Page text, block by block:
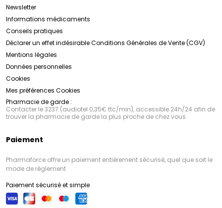
Newsletter
Informations médicaments
Conseils pratiques
Déclarer un effet indésirableConditions Générales de Vente (CGV)
Mentions légales
Données personnelles
Cookies
Mes préférences Cookies
Pharmacie de garde :
Contacter le 3237 (audiotel 0,35€ ttc/min), accessible 24h/24 afin de
trouver la pharmacie de garde la plus proche de chez vous
Paiement
Pharmaforce offre un paiement entièrement sécurisé, quel que soit le
mode de règlement
Paiement sécurisé et simple